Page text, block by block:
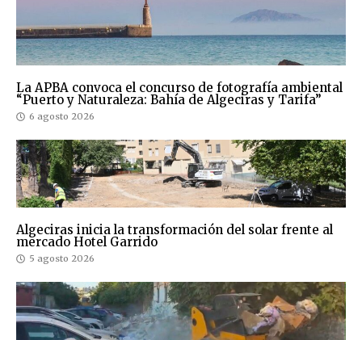
La APBA convoca el concurso de fotografía ambiental
“Puerto y Naturaleza: Bahía de Algeciras y Tarifa”
6 agosto 2026
Algeciras inicia la transformación del solar frente al
mercado Hotel Garrido
5 agosto 2026